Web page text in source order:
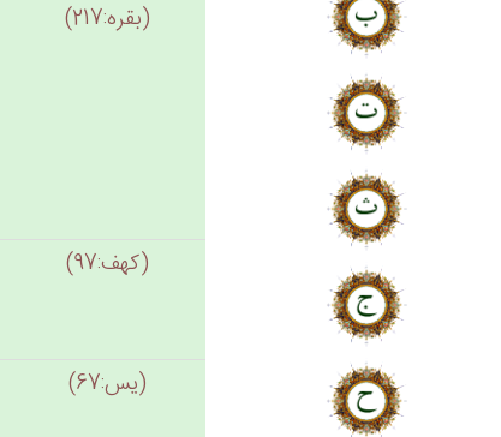
(بقره:217)
(كهف:97)
(يس:67)